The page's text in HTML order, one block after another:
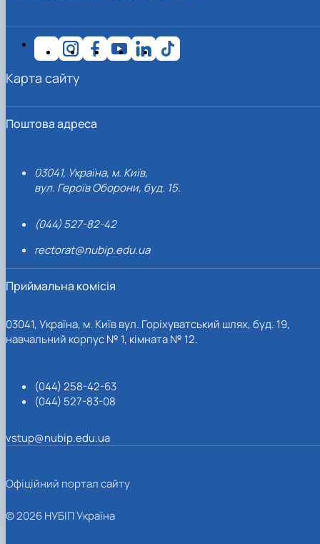
Поштова адреса
03041, Україна, м. Київ,
вул. Героїв Оборони, буд. 15.
(044) 527-82-42
rectorat@nubip.edu.ua
Приймальна комісія
03041, Україна, м. Київ вул. Горіхуватський шлях, буд. 19,
навчальний корпус № 1, кімната № 12.
(044) 258-42-63
(044) 527-83-08
vstup@nubip.edu.ua
Карта сайту
Офіційний портал сайту
© 2026 НУБІП Україна